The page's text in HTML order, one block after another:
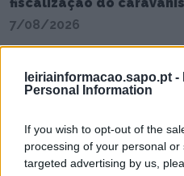
leiriainformacao.sapo.pt -
Personal Information
If you wish to opt-out of the
processing of your personal
targeted advertising by us,
fiscalização do
7/08/2026